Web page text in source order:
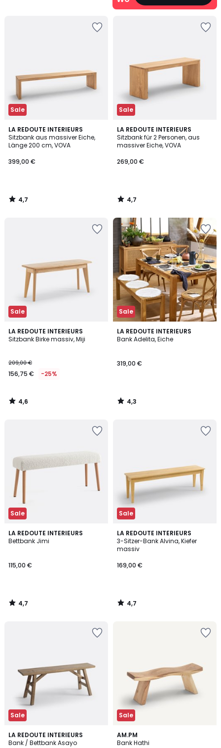
Sale
LA REDOUTE INTERIEURS
Sitzbank aus massiver Eiche,
Länge 200 cm, VOVA
399,00 €
4,7
/ 5
4,7
/
Sale
LA REDOUTE INTERIEURS
Sitzbank für 2 Personen, aus
massiver Eiche, VOVA
269,00 €
4,7
/ 5
4,7
/
Sale
LA REDOUTE INTERIEURS
Sitzbank Birke massiv, Miji
209,00 €
156,75 € -25%
4,6
/ 5
4,6
/
Sale
LA REDOUTE INTERIEURS
Bank Adelita, Eiche
319,00 €
4,3
/ 5
4,3
/
Sale
LA REDOUTE INTERIEURS
Bettbank Jimi
115,00 €
4,7
/ 5
4,7
/
Sale
LA REDOUTE INTERIEURS
3-Sitzer-Bank Alvina, Kiefer
massiv
169,00 €
4,7
/ 5
4,7
/
Sale
LA REDOUTE INTERIEURS
Bank / Bettbank Asayo
4,6
/ 5
Sale
AM.PM
Bank Hathi
4,6
/ 5